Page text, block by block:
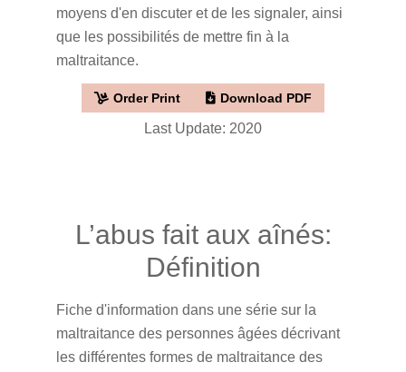
moyens d'en discuter et de les signaler, ainsi
que les possibilités de mettre fin à la
maltraitance.
Order Print Download PDF
Last Update: 2020
L’abus fait aux aînés:
Définition
Fiche d'information dans une série sur la
maltraitance des personnes âgées décrivant
les différentes formes de maltraitance des